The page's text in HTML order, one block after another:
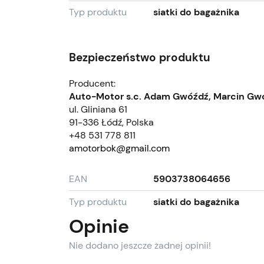
Typ produktu siatki do bagażnika
Bezpieczeństwo produktu
Producent:
Auto-Motor s.c. Adam Gwóźdź, Marcin
ul. Gliniana 61
91-336 Łódź, Polska
+48 531 778 811
amotorbok@gmail.com
EAN
5903738064656
Typ produktu
siatki do bagażnika
Opinie
Nie dodano jeszcze żadnej opinii!